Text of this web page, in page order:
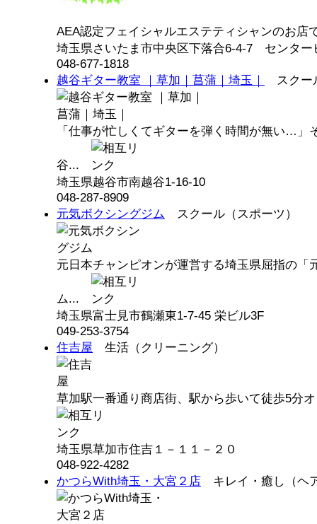
AEA認定フェイシャルエステティシャンのお
埼玉県さいたま市中央区下落合6-4-7 センター
048-677-1818
越谷ギター教室 ｜草加｜菖蒲｜埼玉｜
スクー
「仕事が忙しくてギターを弾く時間が無い…」
谷...
埼玉県越谷市南越谷1-16-10
048-287-8909
元気ボクシングジム スクール（スポーツ）
元日本チャンピオンが運営する埼玉県屈指の「
ム...
埼玉県富士見市鶴瀬東1-7-45 栄ビル3F
049-253-3754
住吉屋 生活（クリーニング）
草加駅一番通り商店街、駅から歩いて徒歩5
埼玉県草加市住吉１－１１－２０
048-922-4282
かつらWith埼玉・大宮２店 キレイ・癒し（ヘ